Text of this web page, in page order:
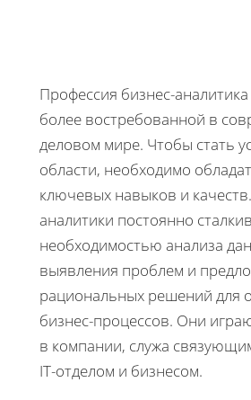
Профессия бизнес-
более востребованной в
деловом мире. Чтобы стать
области, необходимо
ключевых навыков и
аналитики постоянно
необходимостью анализа
выявления проблем и
рациональных решений для
бизнес-процессов. Они
в компании, служа
IT-отделом и бизнесом.